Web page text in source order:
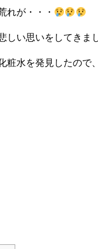
れが・・・
い思いをしてきま
粧水を発見したので